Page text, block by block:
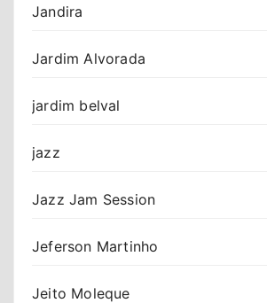
Jandira
Jardim Alvorada
jardim belval
jazz
Jazz Jam Session
Jeferson Martinho
Jeito Moleque